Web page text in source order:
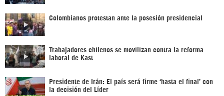
Colombianos protestan ante la posesión presidencial
Trabajadores chilenos se movilizan contra la reforma
laboral de Kast
Presidente de Irán: El país será firme ‘hasta el final’ con
la decisión del Líder